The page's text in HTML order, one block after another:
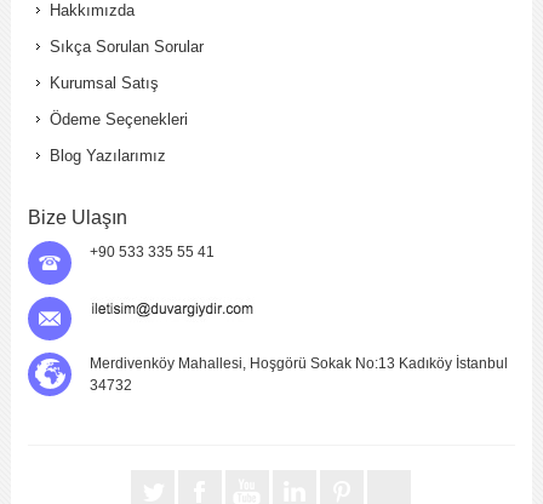
Hakkımızda
Sıkça Sorulan Sorular
Kurumsal Satış
Ödeme Seçenekleri
Blog Yazılarımız
Bize Ulaşın
+90 533 335 55 41
Merdivenköy Mahallesi, Hoşgörü Sokak No:13 Kadıköy İstanbul
34732